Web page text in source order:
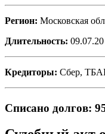
Регион: Московская
Длительность:
Кредиторы: Сбер,
Списано долгов: